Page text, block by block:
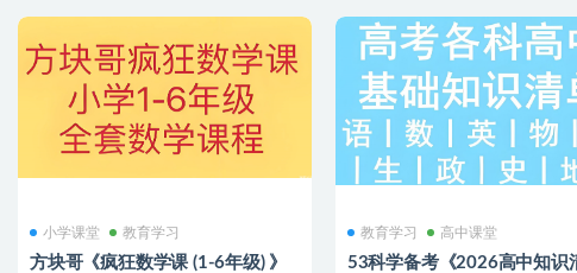
小学课堂 教育学习
方块哥《疯狂数学课 (1-6年级) 》
教育学习 高中课堂
53科学备考《2026高中知识